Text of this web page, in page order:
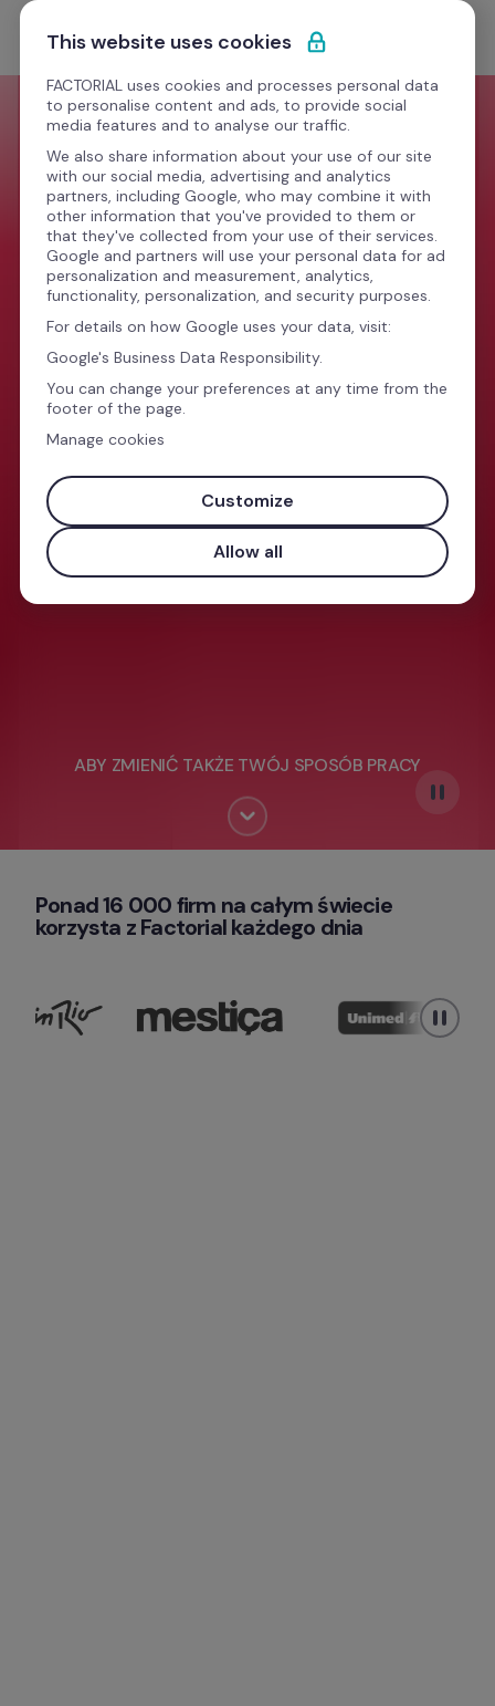
Przejdź do treści
Zacznij darmowo
ZMIENILIŚMY
ABY ZMIENIĆ TAKŻE TWÓJ SPOSÓB PRACY
Ponad 16 000 firm na całym świecie
korzysta z Factorial każdego dnia
This website uses cookies
FACTORIAL uses cookies and processes personal data
to personalise content and ads, to provide social
media features and to analyse our traffic.
We also share information about your use of our site
with our social media, advertising and analytics
partners, including Google, who may combine it with
other information that you've provided to them or
that they've collected from your use of their services.
Google and partners will use your personal data for ad
personalization and measurement, analytics,
functionality, personalization, and security purposes.
For details on how Google uses your data, visit:
Google's Business Data Responsibility.
You can change your preferences at any time from the
footer of the page.
Manage cookies
Customize
Allow all